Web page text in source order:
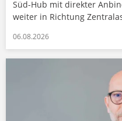
Süd-Hub mit direkter
weiter in Richtung
06.08.2026